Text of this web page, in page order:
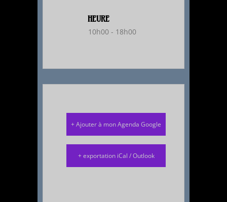
HEURE
10h00 - 18h00
+ Ajouter à mon Agenda Google
+ exportation iCal / Outlook